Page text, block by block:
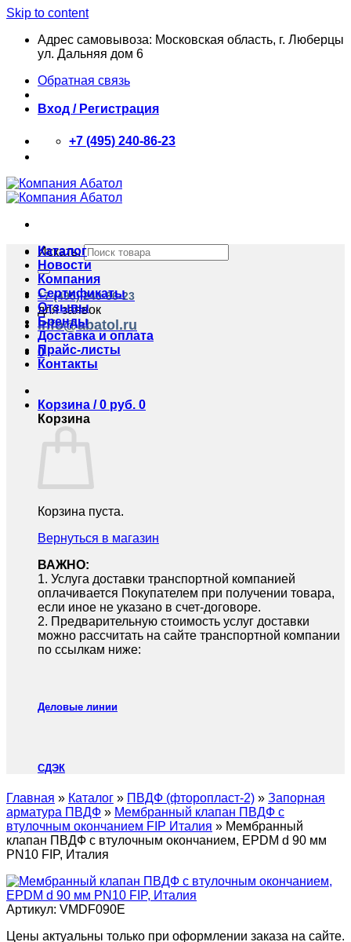
Skip to content
Адрес самовывоза: Московская область, г. Люберцы
ул. Дальняя дом 6
Обратная связь
Вход / Регистрация
+7 (495) 240-86-23
Искать:
+7 (495) 240-86-23
для заявок
info@abatol.ru
0
Каталог
Новости
Компания
Сертификаты
Отзывы
Бренды
Доставка и оплата
Прайс-листы
Контакты
Корзина /0 руб. 0
Корзина
Корзина пуста.
Вернуться в магазин
ВАЖНО:
1.⁠ ⁠Услуга доставки транспортной компанией
оплачивается Покупателем при получении товара,
если иное не указано в счет-договоре.
2.⁠ ⁠Предварительную стоимость услуг доставки
можно рассчитать на сайте транспортной компании
по ссылкам ниже:
Деловые линии
СДЭК
Главная » Каталог » ПВДФ (фторопласт-2) » Запорная
арматура ПВДФ » Мембранный клапан ПВДФ с
втулочным окончанием FIP Италия » Мембранный
клапан ПВДФ с втулочным окончанием, EPDM d 90 мм
PN10 FIP, Италия
Артикул: VMDF090E
Цены актуальны только при оформлении заказа на сайте.